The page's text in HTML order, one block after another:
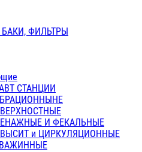
ФИЛЬТРЫ
СТАНЦИИ
И ФЕКАЛЬНЫЕ
и ЦИРКУЛЯЦИОННЫЕ